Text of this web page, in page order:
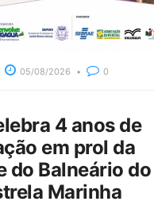
05/08/2026 0
4 anos de
em prol da
do Balneário do
Marinha